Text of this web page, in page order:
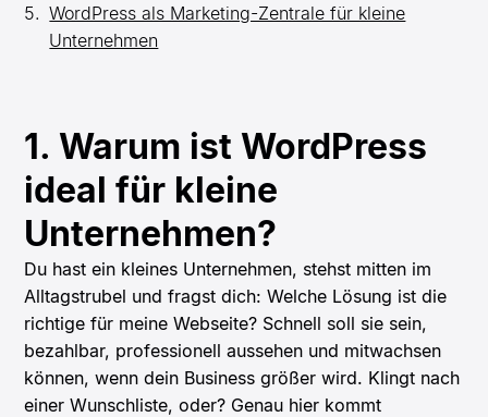
WordPress als Marketing-Zentrale für kleine
Unternehmen
1. Warum ist WordPress
ideal für kleine
Unternehmen?
Du hast ein kleines Unternehmen, stehst mitten im
Alltagstrubel und fragst dich: Welche Lösung ist die
richtige für meine Webseite? Schnell soll sie sein,
bezahlbar, professionell aussehen und mitwachsen
können, wenn dein Business größer wird. Klingt nach
einer Wunschliste, oder? Genau hier kommt